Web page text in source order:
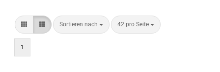
Sortieren nach 42 pro Seite
1